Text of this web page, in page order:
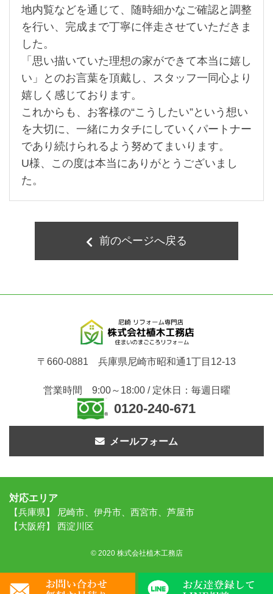
地内覧などを通じて、随時細かなご確認と調整
を行い、完成まで丁寧に伴走させていただきま
した。
「思い描いていた理想の家ができて本当に嬉し
い」とのお言葉を頂戴し、スタッフ一同心より
嬉しく感じております。
これからも、お客様の“こうしたい”という想い
を大切に、一緒にカタチにしていくパートナー
であり続けられるよう努めてまいります。
U様、この度は本当にありがとうございまし
た。
前のページへ戻る
〒660-0881 兵庫県尼崎市昭和通1丁目12-13
営業時間 9:00～18:00 / 定休日：毎週日曜
0120-240-671
メールフォーム
対応エリア
【兵庫県】 尼崎市、伊丹市、西宮市、芦屋市
【大阪府】 西淀川区
© 2020 株式会社植木工務店